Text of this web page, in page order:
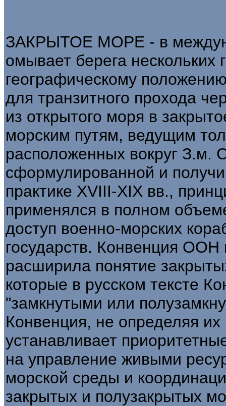
ЗАКРЫТОЕ МОРЕ - в
омывает берега нескольких
географическому
для транзитного прохода
из открытого моря в
морским путям, ведущим
расположенных вокруг З.м.
сформулированной и
практике XVIII-XIX вв.,
применялся в полном
доступ военно-морских
государств. Конвенция ООН
расширила понятие
которые в русском тексте
"замкнутыми или
Конвенция, не определяя
устанавливает
на управление живыми
морской среды и
закрытых и полузакрытых